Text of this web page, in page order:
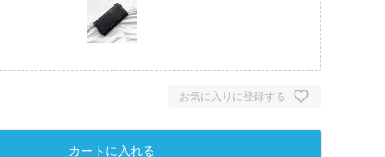
お気に入りに登録する
カートに入れる